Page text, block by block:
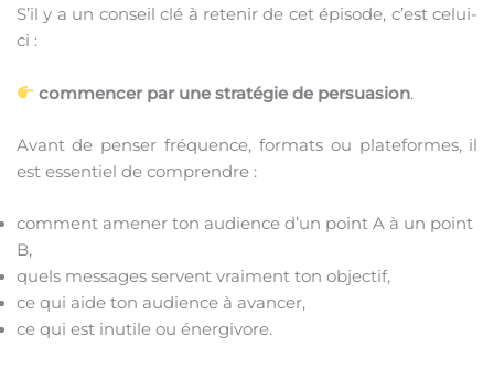
S’il y a un conseil clé à retenir de cet épisode, c’est celui-
ci :
commencer par une stratégie de persuasion.
Avant de penser fréquence, formats ou plateformes, il
est essentiel de comprendre :
comment amener ton audience d’un point A à un point
B,
quels messages servent vraiment ton objectif,
ce qui aide ton audience à avancer,
ce qui est inutile ou énergivore.